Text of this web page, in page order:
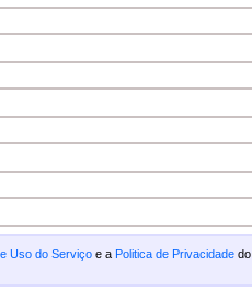
Uso do Serviçoe a Politica de Privacidadedo